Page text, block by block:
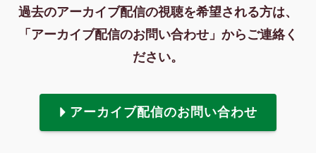
過去のアーカイブ配信の視聴を希望される方は、
「アーカイブ配信のお問い合わせ」からご連絡く
ださい。
アーカイブ配信のお問い合わせ